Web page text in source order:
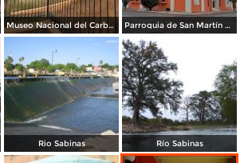
Museo Nacional del Carbón Parroquia de San Martín de Porres
Rio Sabinas Río Sabinas